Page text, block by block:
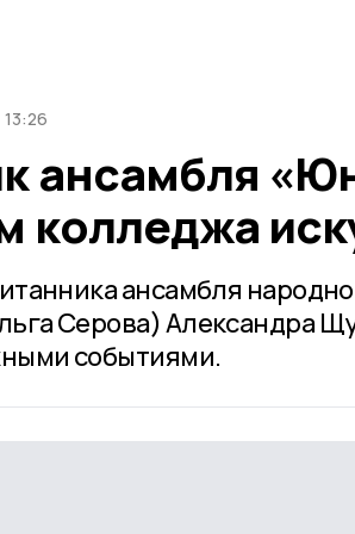
13:26
ансамбля
колледжа
ансамбля
Серова) Александра
событиями.